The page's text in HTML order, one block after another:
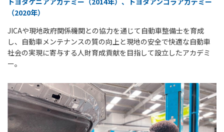
（2020年）
JICAや現地政府関係機関との協力を通じて自動車整備士を育成
し、自動車メンテナンスの質の向上と現地の安全で快適な自動車
社会の実現に寄与する人財育成貢献を目指して設立したアカデミ
ー。